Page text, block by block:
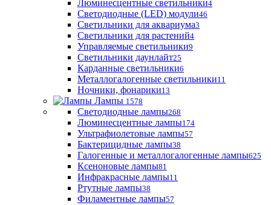
Люминесцентные светильники4
Светодиодные (LED) модули46
Светильники для аквариума3
Светильники для растений4
Управляемые светильники9
Светильники даунлайт25
Карданные светильники6
Металлогалогенные светильники11
Ночники, фонарики13
Лампы 1578
Светодиодные лампы268
Люминесцентные лампы174
Ультрафиолетовые лампы57
Бактерицидные лампы38
Галогенные и металлогалогенные лампы625
Ксеноновые лампы81
Инфракрасные лампы11
Ртутные лампы38
Филаментные лампы57